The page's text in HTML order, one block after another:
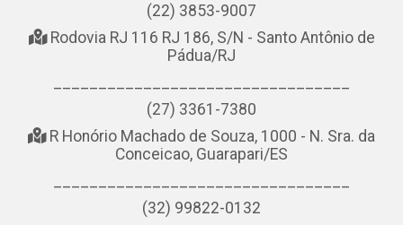
(22) 3853-9007
Rodovia RJ 116 RJ 186, S/N - Santo Antônio de
Pádua/RJ
(27) 3361-7380
R Honório Machado de Souza, 1000 - N. Sra. da
Conceicao, Guarapari/ES
(32) 99822-0132